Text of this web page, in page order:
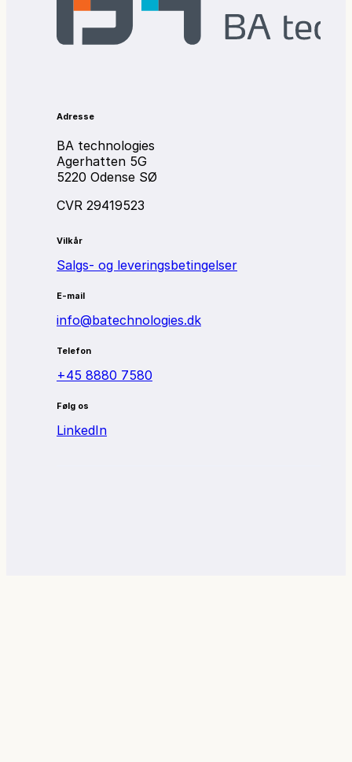
Adresse
BA technologies
Agerhatten 5G
5220 Odense SØ
CVR 29419523
Vilkår
Salgs- og leveringsbetingelser
E-mail
info@batechnologies.dk
Telefon
+45 8880 7580
Følg os
LinkedIn